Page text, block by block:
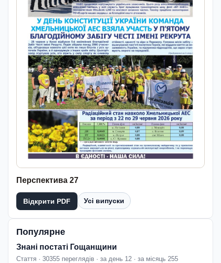
Перспектива 27
Відкрити PDF Усі випуски
Популярне
Знані постаті Гощанщини
Стаття · 30355 переглядів · за день 12 · за місяць 255